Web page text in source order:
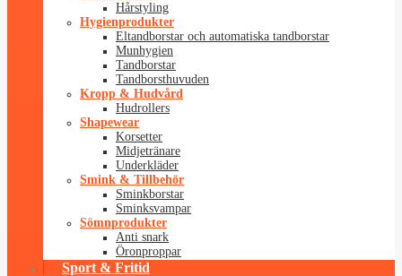
Hårstyling
Hygienprodukter
Eltandborstar och automatiska tandborstar
Munhygien
Tandborstar
Tandborsthuvuden
Kropp & Hudvård
Hudrollers
Shapewear
Korsetter
Midjetränare
Underkläder
Smink & Tillbehör
Sminkborstar
Sminksvampar
Sömnprodukter
Anti snark
Öronproppar
Sport & Fritid